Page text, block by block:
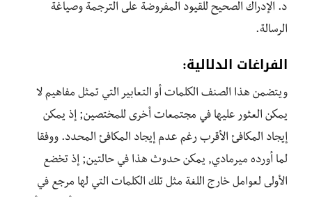
د. الإدراك الصحيح للقيود المفروضة على الترجمة وصياغة
الرسالة.
الفراغات الدلالية:
ويتضمن هذا الصنف الكلمات أو التعابير التي تمثل مفاهيم لا
يمكن العثور عليها في مجتمعات أخرى للمختصين; إذ يمكن
إيجاد المكافئ الأقرب رغم عدم إيجاد المكافئ المحدد. ووفقا
لما أورده ميرمادي, يمكن حدوث هذا في حالتين; إذ تخضع
الأولى لعوامل خارج اللغة مثل تلك الكلمات التي لها مرجع في